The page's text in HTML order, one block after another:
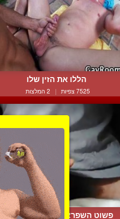
הללו את הזין שלו
7525 צפיות | 2 המלצות
פשוט השפרצה סקסית ומחרמנ...